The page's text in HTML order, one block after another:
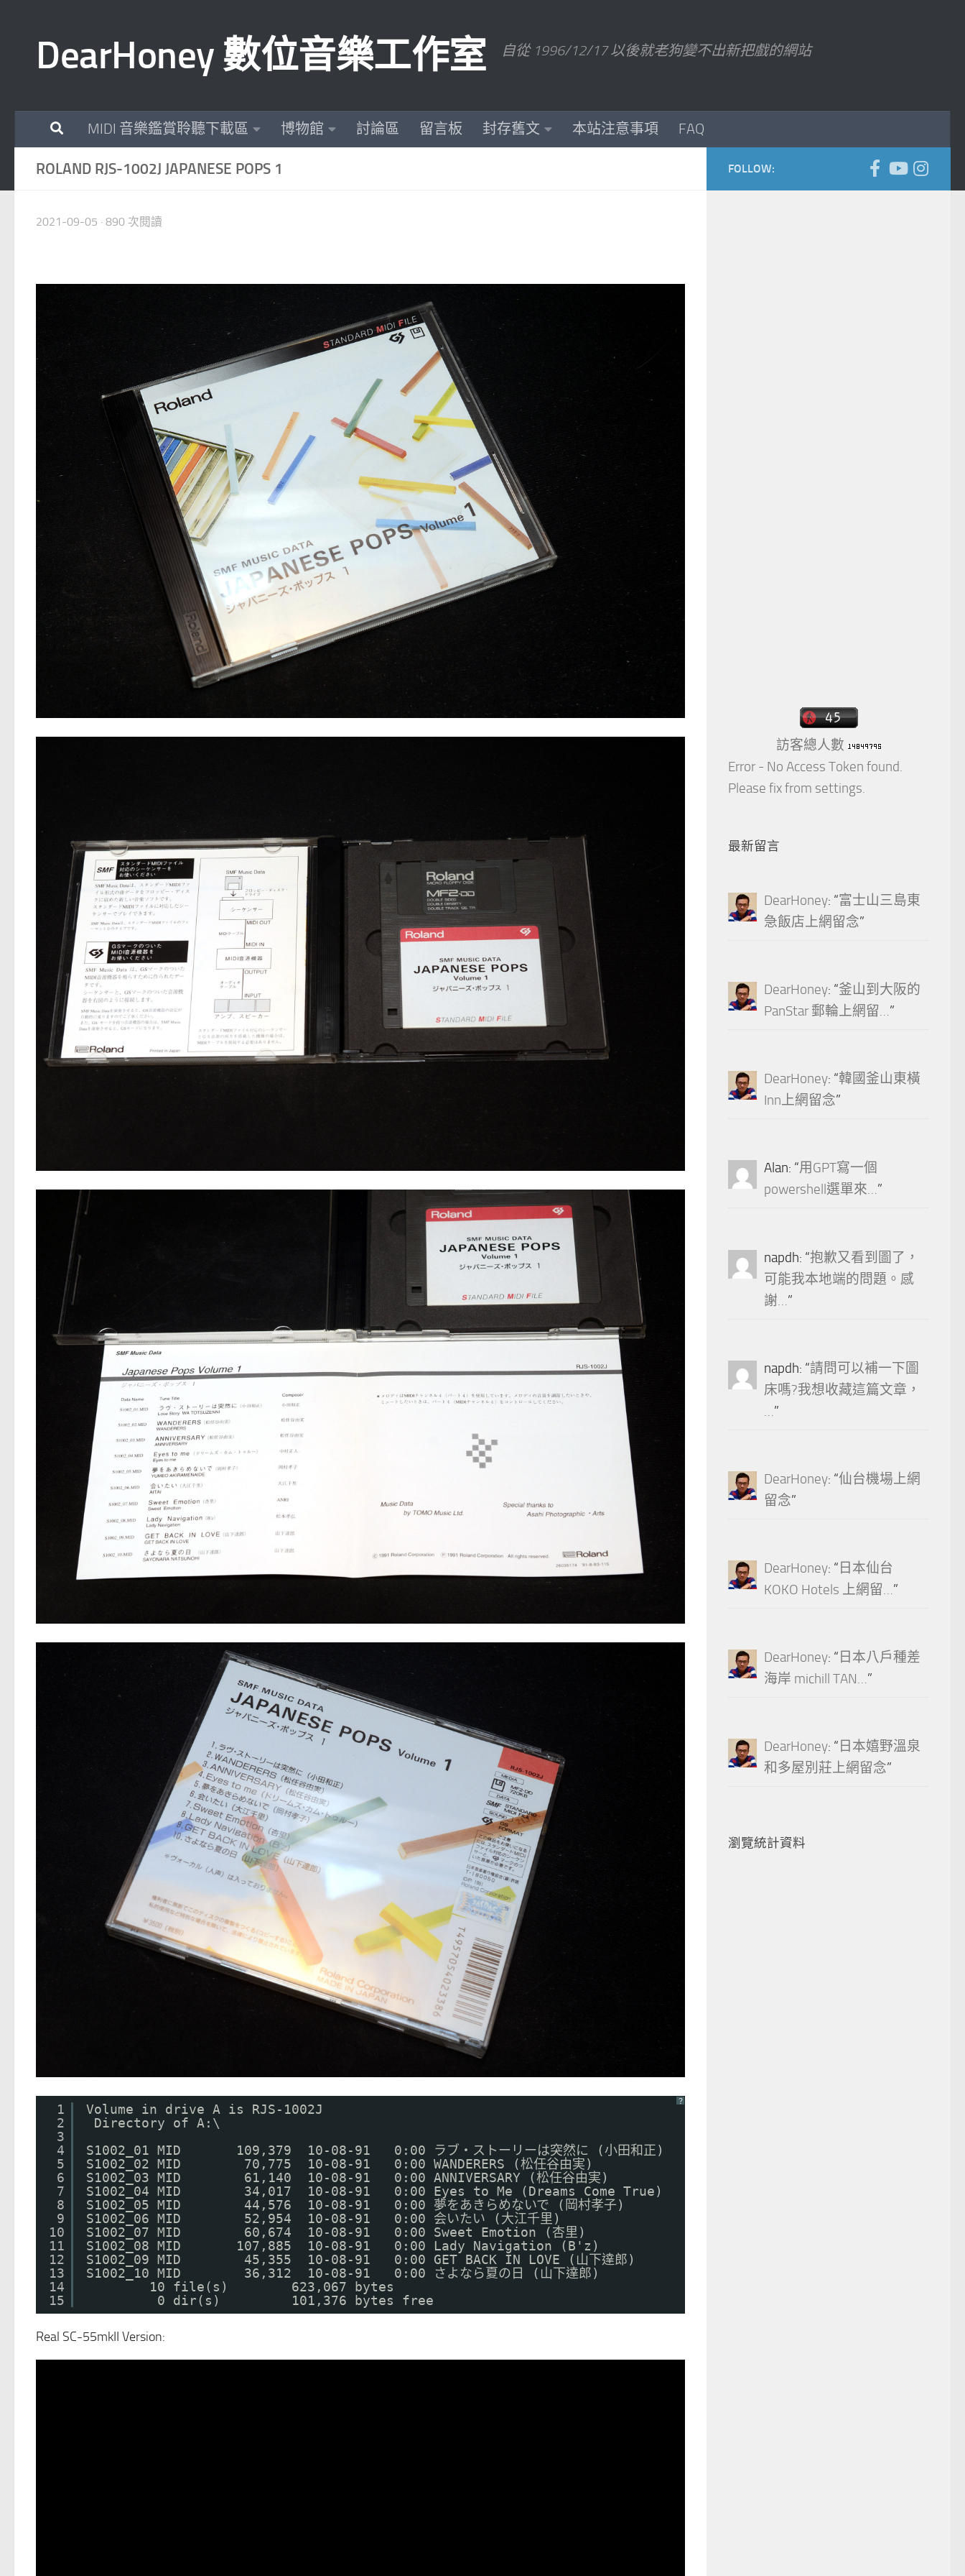
DearHoney 數位音樂工作室 自從 1996/12/17 以後就老狗變不出新把戲的網站
MIDI 音樂鑑賞聆聽下載區 博物館 討論區 留言板 封存舊文 本站注意事項 FAQ
ROLAND RJS-1002J JAPANESE POPS 1
2021-09-05 · 890 次閱讀
？
1
2
3
4
5
6
7
8
9
10
11
12
13
14
15
Volume in drive A is RJS-1002J
Directory of A:\
S1002_01 MID       109,379  10-08-91   0:00 ラブ・ストーリーは突然に (小田和正)
S1002_02 MID        70,775  10-08-91   0:00 WANDERERS (松任谷由実)
S1002_03 MID        61,140  10-08-91   0:00 ANNIVERSARY (松任谷由実)
S1002_04 MID        34,017  10-08-91   0:00 Eyes to Me (Dreams Come True)
S1002_05 MID        44,576  10-08-91   0:00 夢をあきらめないで (岡村孝子)
S1002_06 MID        52,954  10-08-91   0:00 会いたい (大江千里)
S1002_07 MID        60,674  10-08-91   0:00 Sweet Emotion (杏里)
S1002_08 MID       107,885  10-08-91   0:00 Lady Navigation (B'z)
S1002_09 MID        45,355  10-08-91   0:00 GET BACK IN LOVE (山下達郎)
S1002_10 MID        36,312  10-08-91   0:00 さよなら夏の日 (山下達郎)
10 file(s)        623,067 bytes
0 dir(s)         101,376 bytes free
Real SC-55mkII Version:
FOLLOW:
訪客總人數
Error - No Access Token found.
Please fix from settings.
最新留言
DearHoney: “富士山三島東
急飯店上網留念”
DearHoney: “釜山到大阪的
PanStar 郵輪上網留…”
DearHoney: “韓國釜山東橫
Inn上網留念”
Alan: “用GPT寫一個
powershell選單來…”
napdh: “抱歉又看到圖了，
可能我本地端的問題。感
謝…”
napdh: “請問可以補一下圖
床嗎?我想收藏這篇文章，
…”
DearHoney: “仙台機場上網
留念”
DearHoney: “ 日本仙台
KOKO Hotels 上網留…”
DearHoney: “ 日本八戶種差
海岸 michill TAN…”
DearHoney: “ 日本嬉野溫泉
和多屋別莊上網留念”
瀏覽統計資料